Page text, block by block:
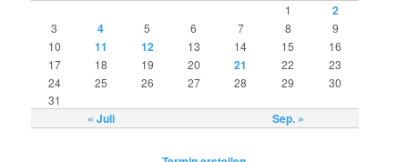
1 2
3 4 5 6 7 8
9
10
11 12 13 14 15
16
17
18 19 20 21 22
23
24
25 26 27 28 29
30
31
« Juli Sep. »